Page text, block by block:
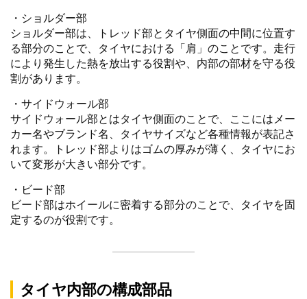
・ショルダー部
ショルダー部は、トレッド部とタイヤ側面の中間に位置す
る部分のことで、タイヤにおける「肩」のことです。走行
により発生した熱を放出する役割や、内部の部材を守る役
割があります。
・サイドウォール部
サイドウォール部とはタイヤ側面のことで、ここにはメー
カー名やブランド名、タイヤサイズなど各種情報が表記さ
れます。トレッド部よりはゴムの厚みが薄く、タイヤにお
いて変形が大きい部分です。
・ビード部
ビード部はホイールに密着する部分のことで、タイヤを固
定するのが役割です。
タイヤ内部の構成部品